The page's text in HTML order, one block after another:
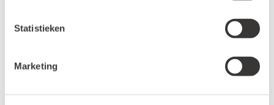
Statistieken
Marketing
Samenwerking met